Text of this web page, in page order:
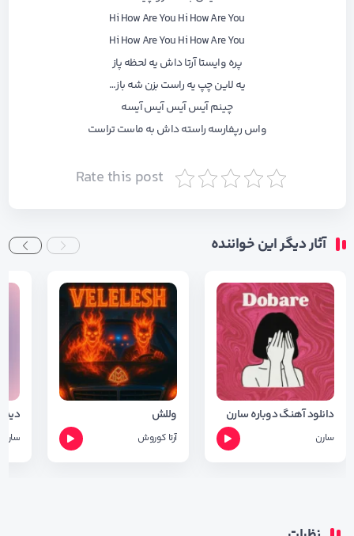
Hi How Are You Hi How Are You
Hi How Are You Hi How Are You
پره وایستا آرتا داش یه لحظه پاز
یه لاین چپ یه راست بزن شه باز…
چینم آیس آیس آیس آیسه
واس رپفارسه راسته داش به ماست تراست
Rate this post
آثار دیگر این خواننده
دانلود آهنگ دوباره سارن
سارن
وللش
آرتا کوروش سارن